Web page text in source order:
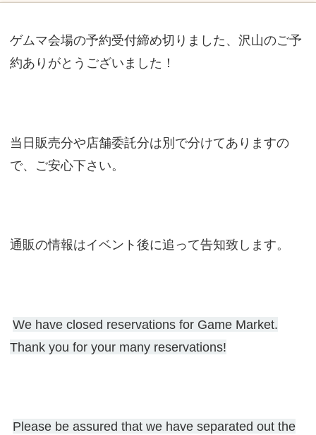
ゲムマ会場の予約受付締め切りました、沢山のご予
約ありがとうございました！
当日販売分や店舗委託分は別で分けてありますの
で、ご安心下さい。
通販の情報はイベント後に追って告知致します。
We have closed reservations for Game Market.
Thank you for your many reservations!
Please be assured that we have separated out the